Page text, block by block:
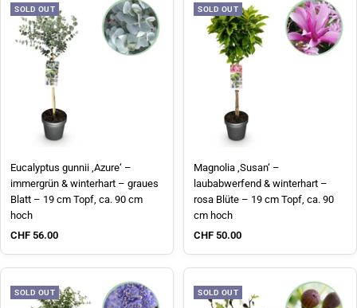
SOLD OUT
Eucalyptus gunnii ‚Azure‘ –
immergrün & winterhart – graues
Blatt – 19 cm Topf, ca. 90 cm
hoch
Sale price
CHF 56.00
SOLD OUT
Magnolia ‚Susan‘ –
laubabwerfend & winterhart –
rosa Blüte – 19 cm Topf, ca. 90
cm hoch
Sale price
CHF 50.00
SOLD OUT SOLD OUT